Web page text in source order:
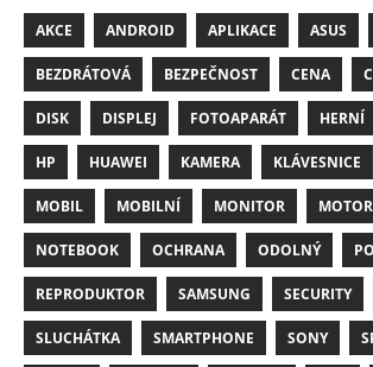
AKCE ANDROID APLIKACE ASUS
BEZDRÁTOVÁ BEZPEČNOST CENA
DISK DISPLEJ FOTOAPARÁT HERNÍ
HP HUAWEI KAMERA KLÁVESNICE
MOBIL MOBILNÍ MONITOR
NOTEBOOK OCHRANA ODOLNÝ
REPRODUKTOR SAMSUNG SECURITY
SLUCHÁTKA SMARTPHONE SONY